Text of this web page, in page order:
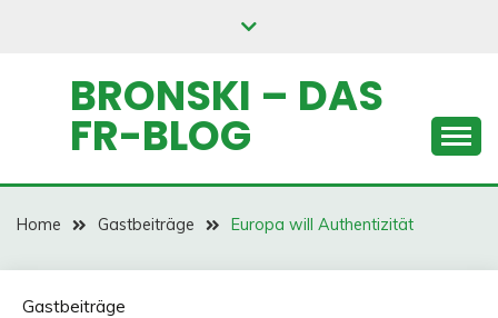
BRONSKI – DAS
FR-BLOG
Home Gastbeiträge Europa will Authentizität
Gastbeiträge